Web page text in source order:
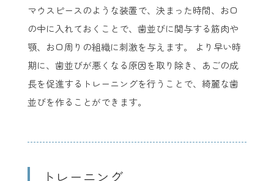
マウスピースのような装置で、決まった時間、お口
の中に入れておくことで、歯並びに関与する筋肉や
顎、お口周りの組織に刺激を与えます。 より早い時
期に、歯並びが悪くなる原因を取り除き、あごの成
長を促進するトレーニングを行うことで、綺麗な歯
並びを作ることができます。
トレーニング